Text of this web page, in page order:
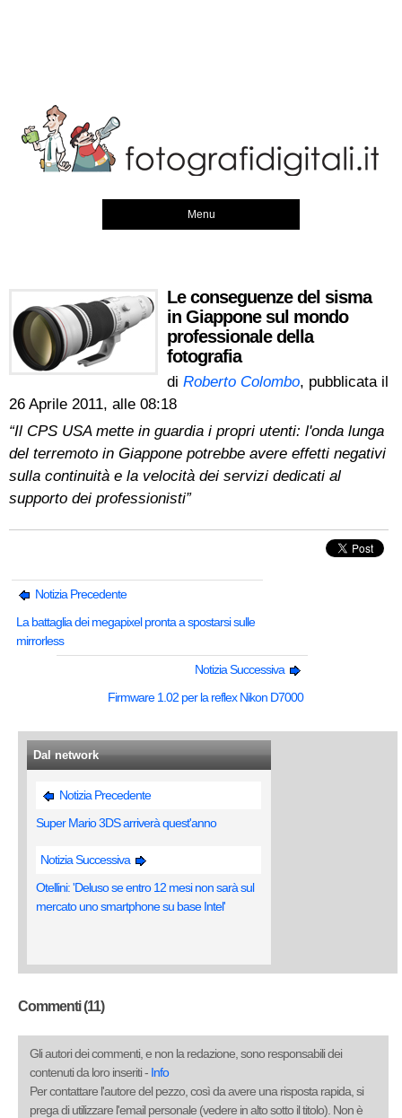
Menu
Le conseguenze del sisma
in Giappone sul mondo
professionale della
fotografia
di Roberto Colombo, pubblicata il
26 Aprile 2011, alle 08:18
“Il CPS USA mette in guardia i propri utenti: l'onda lunga
del terremoto in Giappone potrebbe avere effetti negativi
sulla continuità e la velocità dei servizi dedicati al
supporto dei professionisti”
Notizia Precedente
La battaglia dei megapixel pronta a spostarsi sulle
mirrorless
Notizia Successiva
Firmware 1.02 per la reflex Nikon D7000
Dal network
Notizia Precedente
Super Mario 3DS arriverà quest'anno
Notizia Successiva
Otellini: 'Deluso se entro 12 mesi non sarà sul
mercato uno smartphone su base Intel'
Commenti (11)
Gli autori dei commenti, e non la redazione, sono responsabili dei
contenuti da loro inseriti - Info
Per contattare l'autore del pezzo, così da avere una risposta rapida, si
prega di utilizzare l'email personale (vedere in alto sotto il titolo). Non è